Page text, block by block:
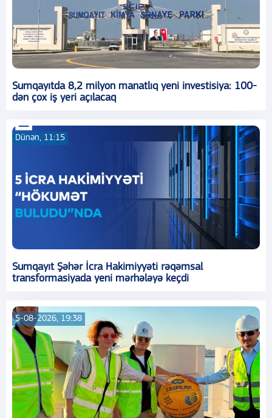
Sumqayıtda 8,2 milyon manatlıq yeni investisiya: 100-
dən çox iş yeri açılacaq
Dünən, 11:15
Sumqayıt Şəhər İcra Hakimiyyəti rəqəmsal
transformasiyada yeni mərhələyə keçdi
5-08-2026, 19:38